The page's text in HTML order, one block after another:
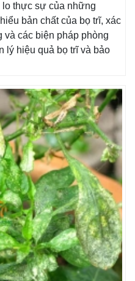
lo thực sự của những
bản chất của bọ trĩ, xác
và các biện pháp phòng
lý hiệu quả bọ trĩ và bảo